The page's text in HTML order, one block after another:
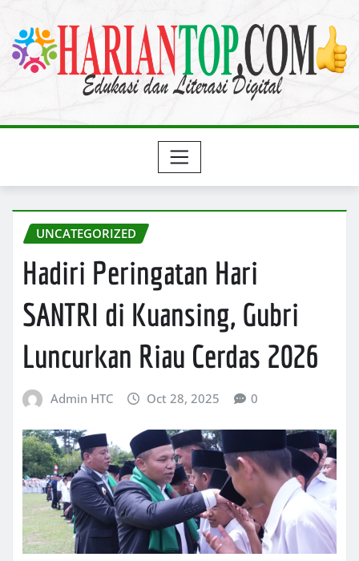
content
UNCATEGORIZED
Hadiri Peringatan Hari
SANTRI di Kuansing, Gubri
Luncurkan Riau Cerdas 2026
Admin HTC Oct 28, 2025 0